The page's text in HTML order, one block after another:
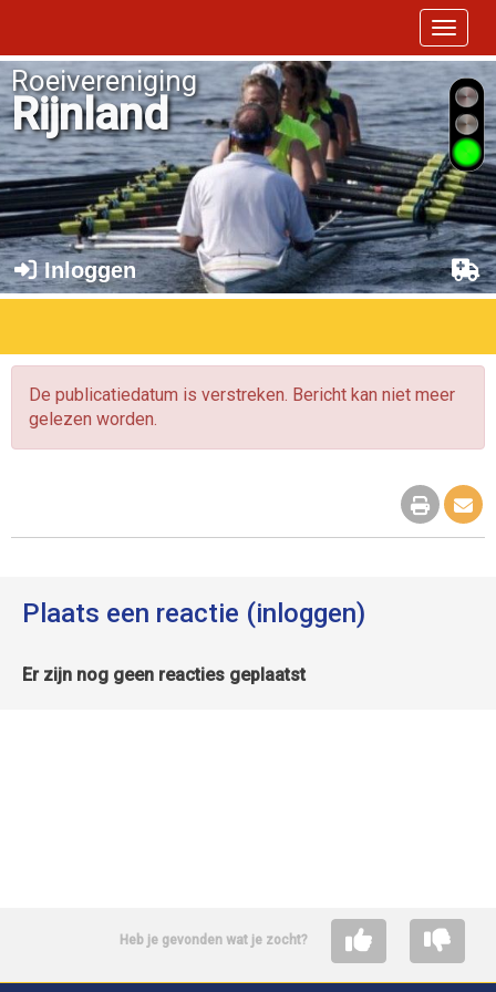
Toggle
Roeivereniging
Rijnland
Inloggen
De publicatiedatum is verstreken. Bericht kan niet meer
gelezen worden.
Plaats een reactie (inloggen)
Er zijn nog geen reacties geplaatst
Heb je gevonden wat je zocht?